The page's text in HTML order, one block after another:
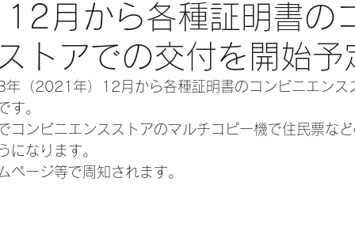
月から各種証明書の
トアでの交付を開始予
年（2021年）12月から各種証明書のコンビニエンス
す。
コンビニエンスストアのマルチコピー機で住民票な
になります。
ページ等で周知されます。